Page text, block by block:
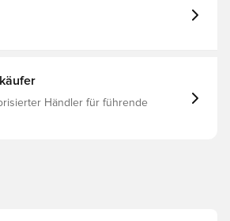
zu bewegen und die Richtung bei
wurde.
Händler für führende